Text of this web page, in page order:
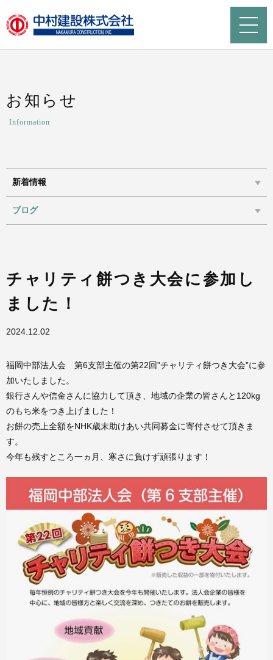
お知らせ
Information
新着情報
ブログ
チャリティ餅つき大会に参加し
ました！
2024.12.02
福岡中部法人会 第6支部主催の第22回”チャリティ餅つき大会”に参
加いたしました。
銀行さんや信金さんに協力して頂き、地域の企業の皆さんと120kg
のもち米をつき上げました！
お餅の売上全額をNHK歳末助けあい共同募金に寄付させて頂きま
す。
今年も残すところ一ヵ月、寒さに負けず頑張ります！